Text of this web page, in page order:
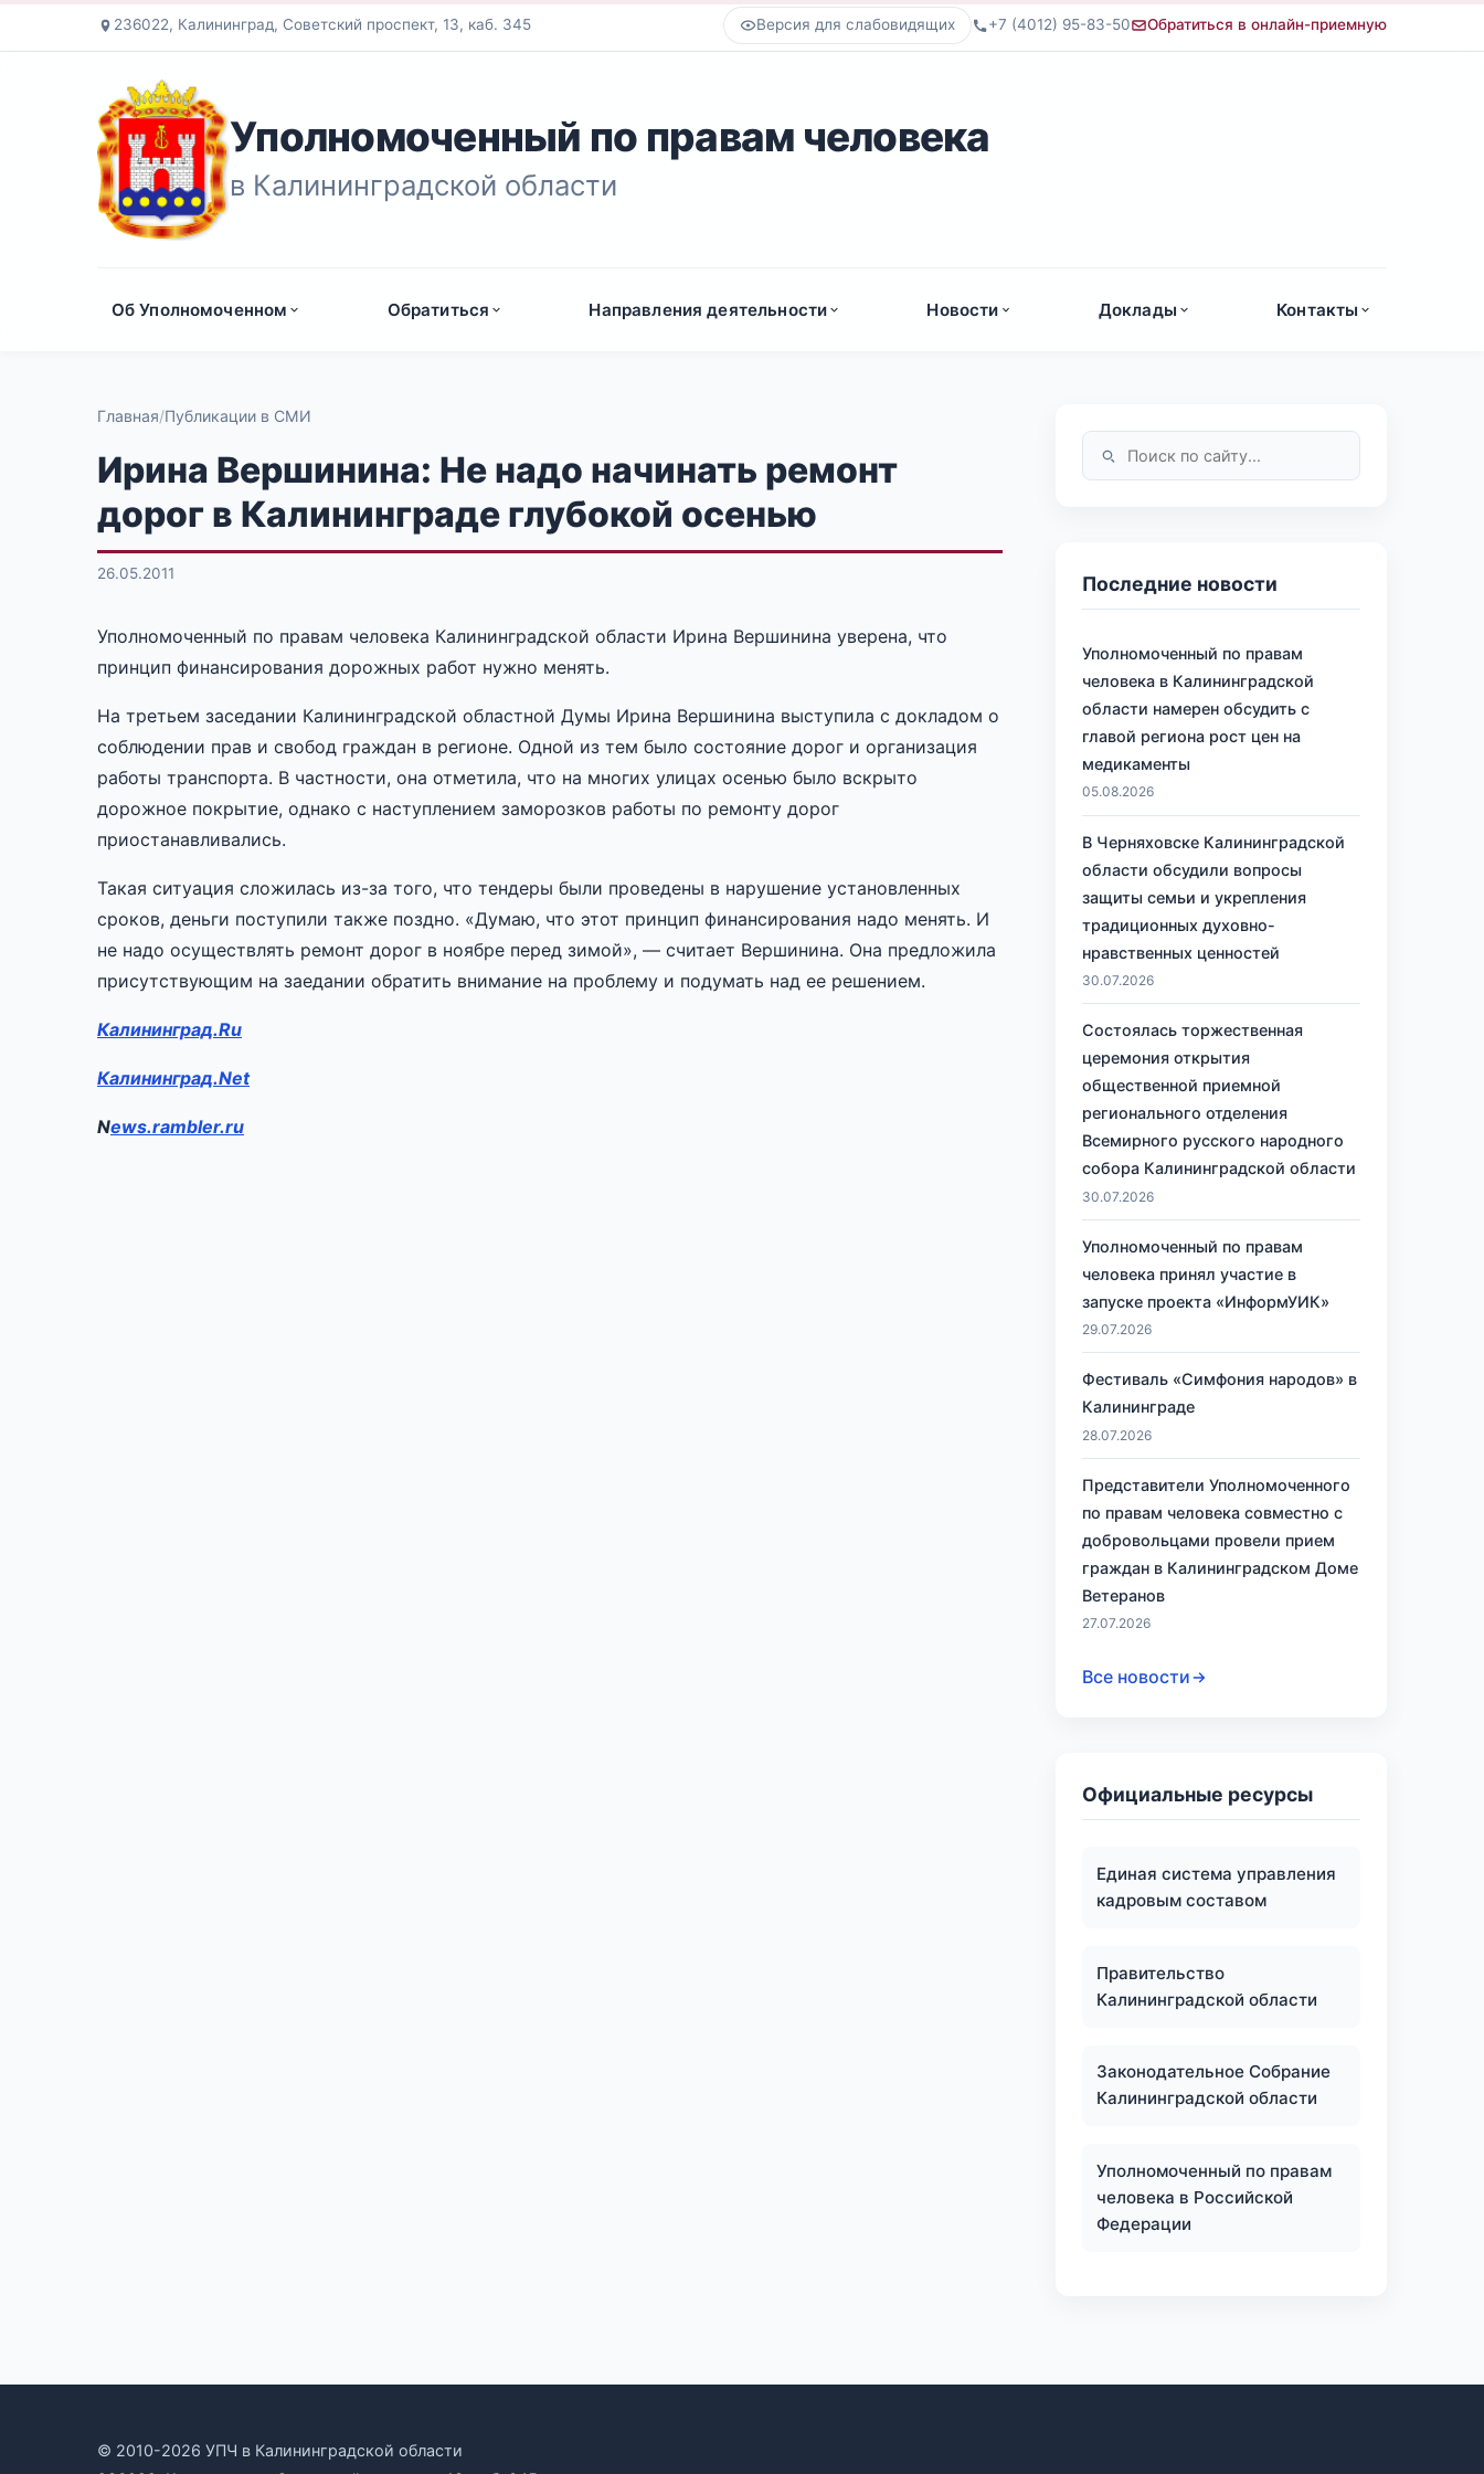
236022, Калининград, Советский проспект, 13, каб. 345 Версия для слабовидящих +7 (4012) 95-83-50 Обратиться в онлайн-приемную
Уполномоченный по правам человека
в Калининградской области
Об Уполномоченном Обратиться Направления деятельности Новости Доклады Контакты
Главная Публикации в СМИ
Ирина Вершинина: Не надо начинать ремонт
дорог в Калининграде глубокой осенью
26.05.2011
Уполномоченный по правам человека Калининградской области Ирина Вершинина уверена, что
принцип финансирования дорожных работ нужно менять.
На третьем заседании Калининградской областной Думы Ирина Вершинина выступила с докладом о
соблюдении прав и свобод граждан в регионе. Одной из тем было состояние дорог и организация
работы транспорта. В частности, она отметила, что на многих улицах осенью было вскрыто
дорожное покрытие, однако с наступлением заморозков работы по ремонту дорог
приостанавливались.
Такая ситуация сложилась из-за того, что тендеры были проведены в нарушение установленных
сроков, деньги поступили также поздно. «Думаю, что этот принцип финансирования надо менять. И
не надо осуществлять ремонт дорог в ноябре перед зимой», — считает Вершинина. Она предложила
присутствующим на заедании обратить внимание на проблему и подумать над ее решением.
Калининград.Ru
Калининград.Net
News.rambler.ru
Последние новости
Уполномоченный по правам
человека в Калининградской
области намерен обсудить с
главой региона рост цен на
медикаменты
05.08.2026
В Черняховске Калининградской
области обсудили вопросы
защиты семьи и укрепления
традиционных духовно-
нравственных ценностей
30.07.2026
Состоялась торжественная
церемония открытия
общественной приемной
регионального отделения
Всемирного русского народного
собора Калининградской области
30.07.2026
Уполномоченный по правам
человека принял участие в
запуске проекта «ИнформУИК»
29.07.2026
Фестиваль «Симфония народов» в
Калининграде
28.07.2026
Представители Уполномоченного
по правам человека совместно с
добровольцами провели прием
граждан в Калининградском Доме
Ветеранов
27.07.2026
Все новости
Официальные ресурсы
Единая система управления
кадровым составом
Правительство
Калининградской области
Законодательное Собрание
Калининградской области
Уполномоченный по правам
человека в Российской
Федерации
© 2010-2026 УПЧ в Калининградской области